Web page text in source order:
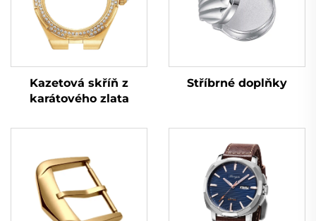
Kazetová skříň z
karátového zlata
Stříbrné doplňky